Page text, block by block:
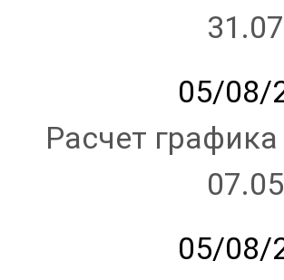
05/08/
Расчет
05/08/